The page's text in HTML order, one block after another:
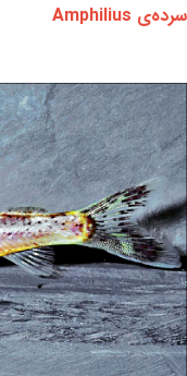
سرده‌ی Amphilius